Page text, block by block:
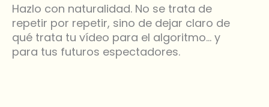
Hazlo con naturalidad. No se trata de
repetir por repetir, sino de dejar claro de
qué trata tu vídeo para el algoritmo… y
para tus futuros espectadores.